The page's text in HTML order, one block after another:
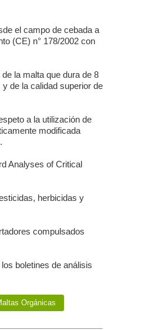
el campo de cebada a
(CE) n° 178/2002 con
la malta que dura de 8
de la calidad superior de
a la utilización de
modificada
Analyses of Critical
herbicidas y
compulsados
boletines de análisis
Orgánicas